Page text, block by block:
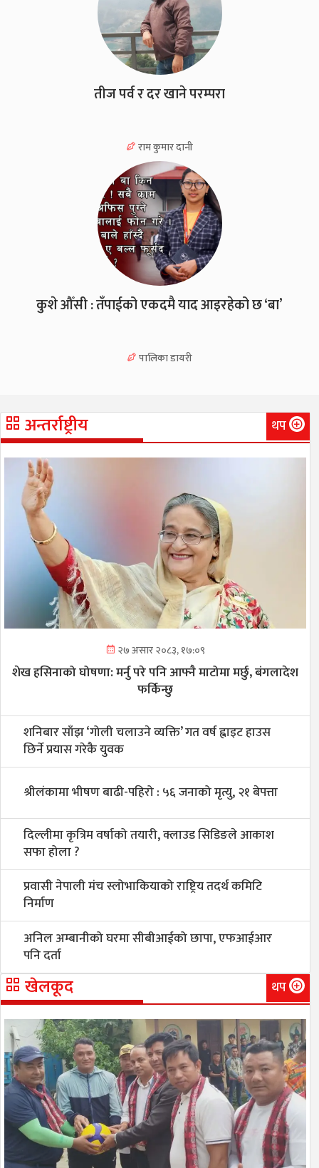
तीज पर्व र दर खाने परम्परा
राम कुमार दानी
कुशे औँसी : तँपाईको एकदमै याद आइरहेको छ ‘बा’
पालिका डायरी
अन्तर्राष्ट्रीय थप
२७ असार २०८३, १७:०९
शेख हसिनाको घोषणा: मर्नु परे पनि आफ्नै माटोमा मर्छु, बंगलादेश
फर्किन्छु
शनिबार साँझ ‘गोली चलाउने व्यक्ति’ गत वर्ष ह्वाइट हाउस
छिर्ने प्रयास गरेकै युवक
श्रीलंकामा भीषण बाढी-पहिरो : ५६ जनाको मृत्यु, २१ बेपत्ता
दिल्लीमा कृत्रिम वर्षाको तयारी, क्लाउड सिडिङले आकाश
सफा होला ?
प्रवासी नेपाली मंच स्लोभाकियाको राष्ट्रिय तदर्थ कमिटि
निर्माण
अनिल अम्बानीको घरमा सीबीआईको छापा, एफआईआर
पनि दर्ता
खेलकूद थप